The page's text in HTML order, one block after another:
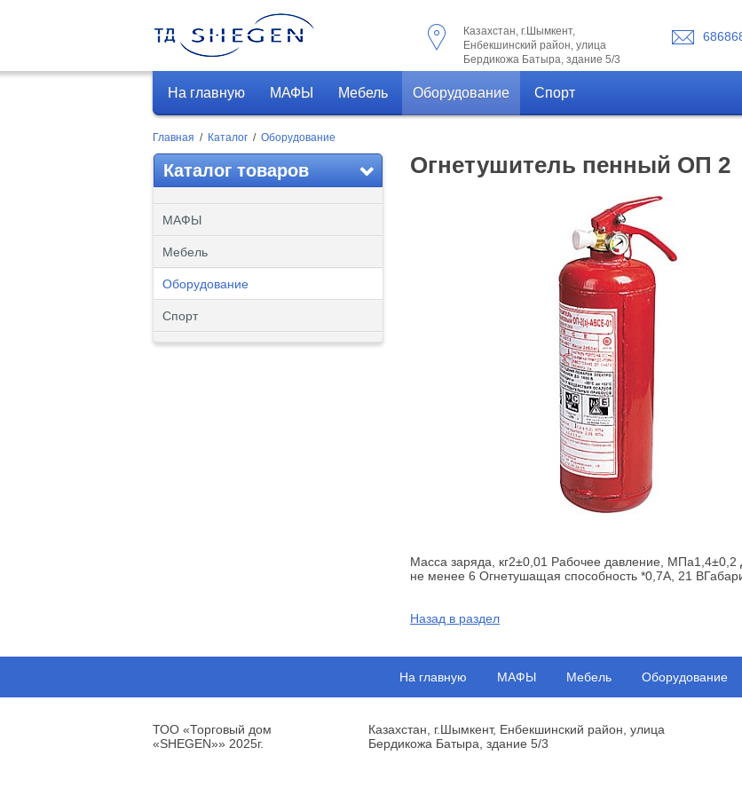
Казахстан, г.Шымкент,
Енбекшинский район, улица
Бердикожа Батыра, здание 5/3
На главную МАФЫ Мебель Оборудование Спорт
Главная / Каталог / Оборудование
Каталог товаров
МАФЫ
Мебель
Оборудование
Спорт
Огнетушитель пенный ОП 2
Масса заряда, кг2±0,01 Рабочее давление,
не менее 6 Огнетушащая способность *0,7А, 21
Назад в раздел
На главную МАФЫ Мебель Оборудование
ТОО «Торговый дом
«SHEGEN»» 2025г.
Казахстан, г.Шымкент, Енбекшинский район, улица
Бердикожа Батыра, здание 5/3